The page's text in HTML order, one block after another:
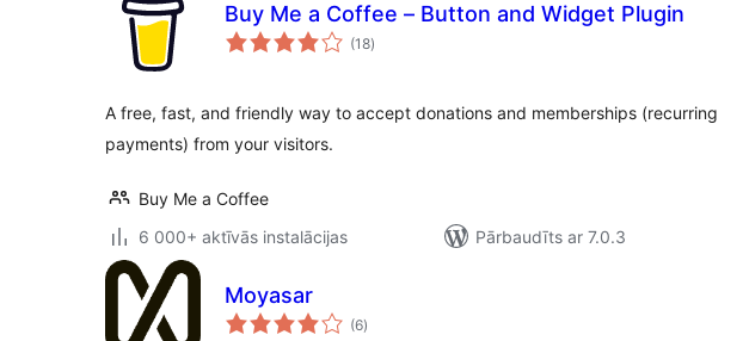
Buy Me a Coffee – Button and Widget Plugin
(18vērtējumu
kopsumma
)
A free, fast, and friendly way to accept donations and memberships (recurring
payments) from your visitors.
Buy Me a Coffee
6 000+ aktīvās instalācijas
Pārbaudīts ar 7.0.3
Moyasar
(6vērtējumu
kopsumma
)